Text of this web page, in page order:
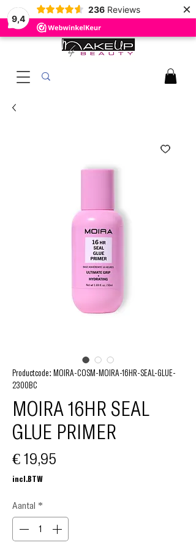
9,4
236 Reviews ×
Productcode: MOIRA-COSM-MOIRA-16HR-SEAL-GLUE-
2300BC
MOIRA 16HR SEAL
GLUE PRIMER
€ 19,95
incl.BTW
Aantal *